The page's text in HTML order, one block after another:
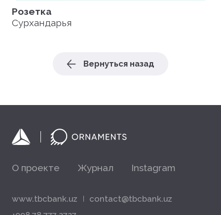
Розетка
Сурхандарья
Вернуться назад
О проекте Журнал Instagram
www.tbcbank.uz
contact@tbcbank.uz